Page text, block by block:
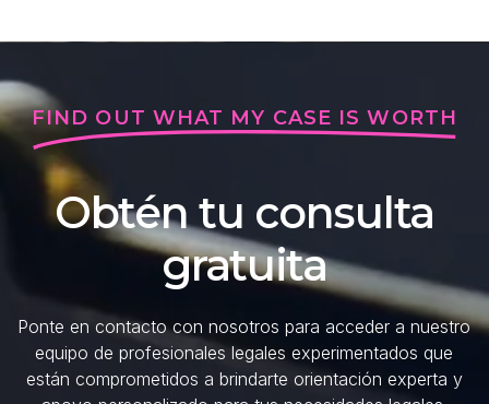
FIND OUT WHAT MY CASE IS WORTH
Obtén tu consulta
gratuita
Ponte en contacto con nosotros para acceder a nuestro
equipo de profesionales legales experimentados que
están comprometidos a brindarte orientación experta y